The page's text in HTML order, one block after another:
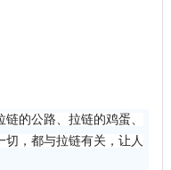
的公路、拉链的鸡蛋、
，都与拉链有关，让人